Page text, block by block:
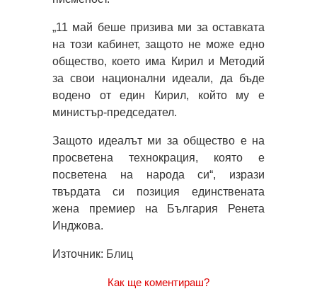
„11 май беше призива ми за оставката
на този кабинет, защото не може едно
общество, което има Кирил и Методий
за свои национални идеали, да бъде
водено от един Кирил, който му е
министър-председател.
Защото идеалът ми за общество е на
просветена технокрация, която е
посветена на народа си“, изрази
твърдата си позиция единствената
жена премиер на България Ренета
Инджова.
Източник: Блиц
Как ще коментираш?